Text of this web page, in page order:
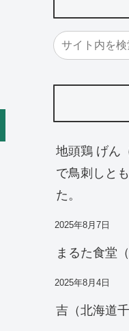
地頭鶏 げん
で鳥刺しと
た。
2025年8月7日
まるた食堂
2025年8月4日
吉（北海道千